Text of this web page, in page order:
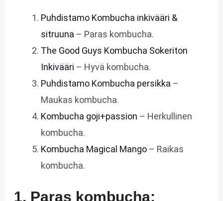
Puhdistamo Kombucha inkivääri &
sitruuna – Paras kombucha.
The Good Guys Kombucha Sokeriton
Inkivääri – Hyvä kombucha.
Puhdistamo Kombucha persikka –
Maukas kombucha.
Kombucha goji+passion – Herkullinen
kombucha.
Kombucha Magical Mango– Raikas
kombucha.
1. Paras kombucha: